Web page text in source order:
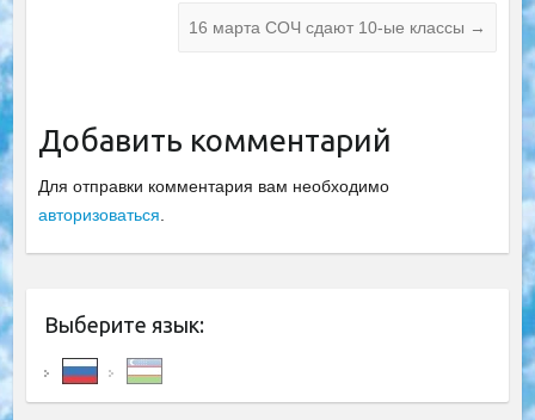
16 марта СОЧ сдают 10-ые классы →
Добавить комментарий
Для отправки комментария вам необходимо
авторизоваться
Выберите язык: